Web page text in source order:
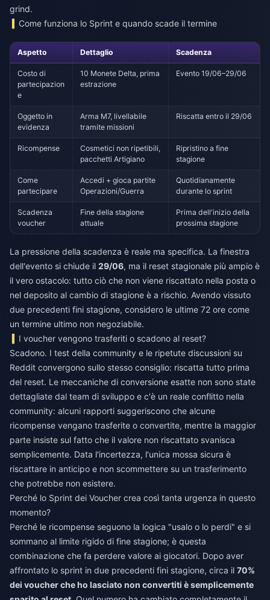
grind.
Come funziona lo Sprint e quando scade il termine
Aspetto Dettaglio Scadenza
Costo di
partecipazion
e
10 Monete Delta, prima
estrazione
Evento 19/06–29/06
Oggetto in
evidenza
Arma M7, livellabile
tramite missioni
Riscatta entro il 29/06
Ricompense
Cosmetici non ripetibili,
pacchetti Artigiano
Ripristino a fine
stagione
Come
partecipare
Accedi + gioca partite
Operazioni/Guerra
Quotidianamente
durante lo sprint
Scadenza
voucher
Fine della stagione
attuale
Prima dell'inizio della
prossima stagione
La pressione della scadenza è reale ma specifica. La finestra
dell'evento si chiude il 29/06, ma il reset stagionale più ampio è
il vero ostacolo: tutto ciò che non viene riscattato nella posta o
nel deposito al cambio di stagione è a rischio. Avendo vissuto
due precedenti fini stagione, considero le ultime 72 ore come
un termine ultimo non negoziabile.
I voucher vengono trasferiti o scadono al reset?
Scadono. I test della community e le ripetute discussioni su
Reddit convergono sullo stesso consiglio: riscatta tutto prima
del reset. Le meccaniche di conversione esatte non sono state
dettagliate dal team di sviluppo e c'è un reale conflitto nella
community: alcuni rapporti suggeriscono che alcune
ricompense vengano trasferite o convertite, mentre la maggior
parte insiste sul fatto che il valore non riscattato svanisca
semplicemente. Data l'incertezza, l'unica mossa sicura è
riscattare in anticipo e non scommettere su un trasferimento
che potrebbe non esistere.
Perché lo Sprint dei Voucher crea così tanta urgenza in questo
momento?
Perché le ricompense seguono la logica "usalo o lo perdi" e si
sommano al limite rigido di fine stagione; è questa
combinazione che fa perdere valore ai giocatori. Dopo aver
affrontato lo sprint in due precedenti fini stagione, circa il 70%
dei voucher che ho lasciato non convertiti è semplicemente